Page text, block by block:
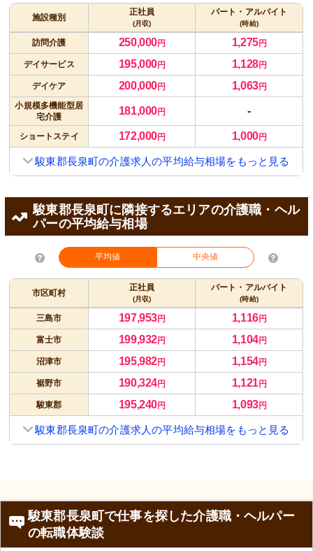
施設種別
正社員
(月収)
パート・アルバイト
(時給)
訪問介護 250,000円 1,275円
デイサービス 195,000円 1,128円
デイケア 200,000円 1,063円
小規模多機能型居
宅介護
181,000円 -
ショートステイ 172,000円 1,000円
駿東郡長泉町の介護求人の平均給与相場をもっと見る
駿東郡長泉町に隣接するエリアの介護職・ヘル
パーの平均給与相場
平均値 中央値
市区町村
正社員
(月収)
パート・アルバイト
(時給)
三島市 197,953円 1,116円
富士市 199,932円 1,104円
沼津市 195,982円 1,154円
裾野市 190,324円 1,121円
駿東郡 195,240円 1,093円
駿東郡長泉町の介護求人の平均給与相場をもっと見る
駿東郡長泉町で仕事を探した介護職・ヘルパー
の転職体験談